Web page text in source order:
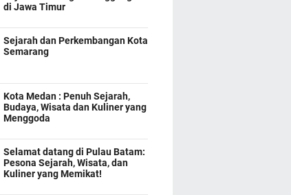
di Jawa Timur
Sejarah dan Perkembangan Kota
Semarang
Kota Medan : Penuh Sejarah,
Budaya, Wisata dan Kuliner yang
Menggoda
Selamat datang di Pulau Batam:
Pesona Sejarah, Wisata, dan
Kuliner yang Memikat!